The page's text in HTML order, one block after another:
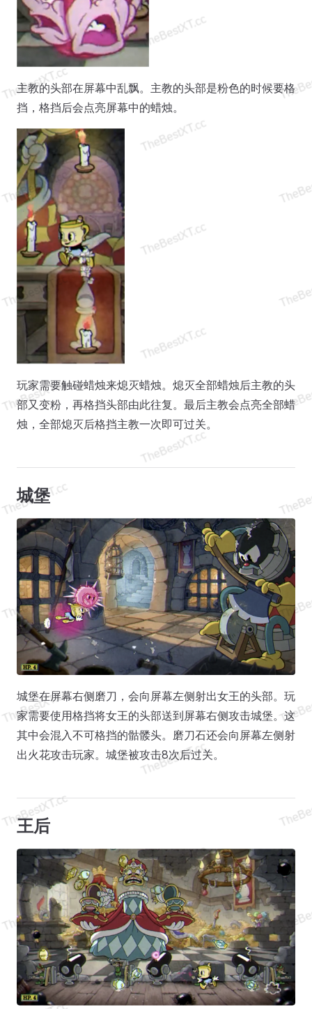
主教的头部在屏幕中乱飘。主教的头部是粉色的时候要格
挡，格挡后会点亮屏幕中的蜡烛。
玩家需要触碰蜡烛来熄灭蜡烛。熄灭全部蜡烛后主教的头
部又变粉，再格挡头部由此往复。最后主教会点亮全部蜡
烛，全部熄灭后格挡主教一次即可过关。
城堡
城堡在屏幕右侧磨刀，会向屏幕左侧射出女王的头部。玩
家需要使用格挡将女王的头部送到屏幕右侧攻击城堡。这
其中会混入不可格挡的骷髅头。磨刀石还会向屏幕左侧射
出火花攻击玩家。城堡被攻击8次后过关。
王后